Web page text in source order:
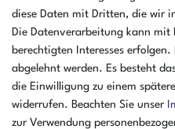
07:30 -
07:30 -
diese Daten mit Dritten, die wir
Die Datenverarbeitung kann
berechtigten Interesses
abgelehnt werden. Es besteht
die Einwilligung zu einem
widerrufen. Beachten Sie unser
zur Verwendung